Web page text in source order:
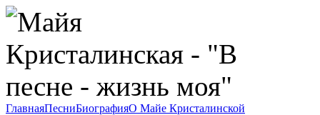
ГлавнаяПесниБиографияО Майе Кристалинской